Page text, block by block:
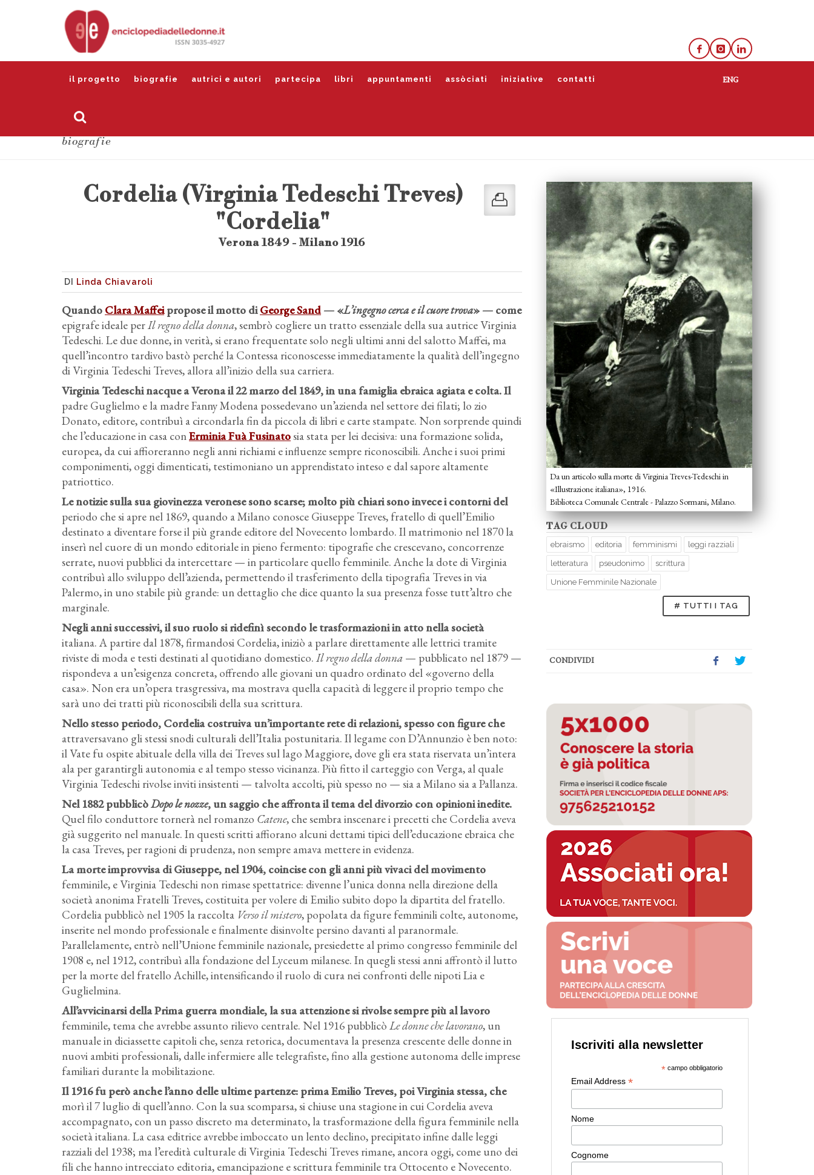
il progetto biografie autrici e autori partecipa libri appuntamenti assòciati iniziative contatti
biografie
Da un articolo sulla morte di Virginia Treves-Tedeschi in
«Illustrazione italiana», 1916.
Biblioteca Comunale Centrale - Palazzo Sormani, Milano.
TAG CLOUD
ebraismo editoria femminismi leggi razziali
letteratura pseudonimo scrittura
Unione Femminile Nazionale
# TUTTI I TAG
CONDIVIDI
Cordelia (Virginia Tedeschi Treves)
"Cordelia"
Verona 1849 - Milano 1916
DI Linda Chiavaroli
Quando Clara Maffeipropose il motto diGeorge Sand — «L’ingegno cerca e il cuore trova» — come
epigrafe ideale perIl regno della donna, sembrò cogliere un tratto essenziale della sua autrice Virginia
Tedeschi. Le due donne, in verità, si erano frequentate solo negli ultimi anni del salotto Maffei, ma
quell’incontro tardivo bastò perché la Contessa riconoscesse immediatamente la qualità dell’ingegno
di Virginia Tedeschi Treves, allora all’inizio della sua carriera.
Virginia Tedeschi nacque a Verona il 22 marzo del 1849, in una famiglia ebraica agiata e colta. Il
padre Guglielmo e la madre Fanny Modena possedevano un’azienda nel settore dei filati; lo zio
Donato, editore, contribuì a circondarla fin da piccola di libri e carte stampate. Non sorprende quindi
che l’educazione in casa conErminia Fuà Fusinatosia stata per lei decisiva: una formazione solida,
europea, da cui affioreranno negli anni richiami e influenze sempre riconoscibili. Anche i suoi primi
componimenti, oggi dimenticati, testimoniano un apprendistato inteso e dal sapore altamente
patriottico.
Le notizie sulla sua giovinezza veronese sono scarse; molto più chiari sono invece i contorni del
periodo che si apre nel 1869, quando a Milano conosce Giuseppe Treves, fratello di quell’Emilio
destinato a diventare forse il più grande editore del Novecento lombardo. Il matrimonio nel 1870 la
inserì nel cuore di un mondo editoriale in pieno fermento: tipografie che crescevano, concorrenze
serrate, nuovi pubblici da intercettare — in particolare quello femminile. Anche la dote di Virginia
contribuì allo sviluppo dell’azienda, permettendo il trasferimento della tipografia Treves in via
Palermo, in uno stabile più grande: un dettaglio che dice quanto la sua presenza fosse tutt’altro che
marginale.
Negli anni successivi, il suo ruolo si ridefinì secondo le trasformazioni in atto nella società
italiana. A partire dal 1878, firmandosi Cordelia, iniziò a parlare direttamente alle lettrici tramite
riviste di moda e testi destinati al quotidiano domestico. Il regno della donna — pubblicato nel 1879 —
rispondeva a un’esigenza concreta, offrendo alle giovani un quadro ordinato del «governo della
casa». Non era un’opera trasgressiva, ma mostrava quella capacità di leggere il proprio tempo che
sarà uno dei tratti più riconoscibili della sua scrittura.
Nello stesso periodo, Cordelia costruiva un’importante rete di relazioni, spesso con figure che
attraversavano gli stessi snodi culturali dell’Italia postunitaria. Il legame con D’Annunzio è ben noto:
il Vate fu ospite abituale della villa dei Treves sul lago Maggiore, dove gli era stata riservata un’intera
ala per garantirgli autonomia e al tempo stesso vicinanza. Più fitto il carteggio con Verga, al quale
Virginia Tedeschi rivolse inviti insistenti — talvolta accolti, più spesso no — sia a Milano sia a Pallanza.
Nel 1882 pubblicòDopo le nozze, un saggio che affronta il tema del divorzio con opinioni inedite.
Quel filo conduttore tornerà nel romanzo Catene, che sembra inscenare i precetti che Cordelia aveva
già suggerito nel manuale. In questi scritti affiorano alcuni dettami tipici dell’educazione ebraica che
la casa Treves, per ragioni di prudenza, non sempre amava mettere in evidenza.
La morte improvvisa di Giuseppe, nel 1904, coincise con gli anni più vivaci del movimento
femminile, e Virginia Tedeschi non rimase spettatrice: divenne l’unica donna nella direzione della
società anonima Fratelli Treves, costituita per volere di Emilio subito dopo la dipartita del fratello.
Cordelia pubblicò nel 1905 la raccolta Verso il mistero, popolata da figure femminili colte, autonome,
inserite nel mondo professionale e finalmente disinvolte persino davanti al paranormale.
Parallelamente, entrò nell’Unione femminile nazionale, presiedette al primo congresso femminile del
1908 e, nel 1912, contribuì alla fondazione del Lyceum milanese. In quegli stessi anni affrontò il lutto
per la morte del fratello Achille, intensificando il ruolo di cura nei confronti delle nipoti Lia e
Guglielmina.
All’avvicinarsi della Prima guerra mondiale, la sua attenzione si rivolse sempre più al lavoro
femminile, tema che avrebbe assunto rilievo centrale. Nel 1916 pubblicò Le donne che lavorano, un
manuale in diciassette capitoli che, senza retorica, documentava la presenza crescente delle donne in
nuovi ambiti professionali, dalle infermiere alle telegrafiste, fino alla gestione autonoma delle imprese
familiari durante la mobilitazione.
Il 1916 fu però anche l’anno delle ultime partenze: prima Emilio Treves, poi Virginia stessa, che
morì il 7 luglio di quell’anno. Con la sua scomparsa, si chiuse una stagione in cui Cordelia aveva
accompagnato, con un passo discreto ma determinato, la trasformazione della figura femminile nella
società italiana. La casa editrice avrebbe imboccato un lento declino, precipitato infine dalle leggi
razziali del 1938; ma l’eredità culturale di Virginia Tedeschi Treves rimane, ancora oggi, come uno dei
fili che hanno intrecciato editoria, emancipazione e scrittura femminile tra Ottocento e Novecento.